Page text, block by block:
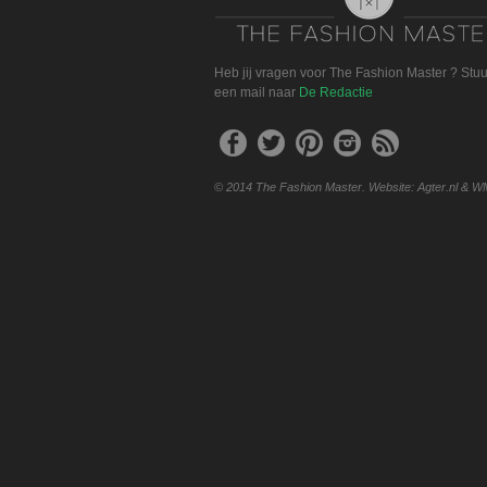
Heb jij vragen voor The Fashion Master ?
een mail naar De Redactie
© 2014 The Fashion Master. Website: Agter.nl &